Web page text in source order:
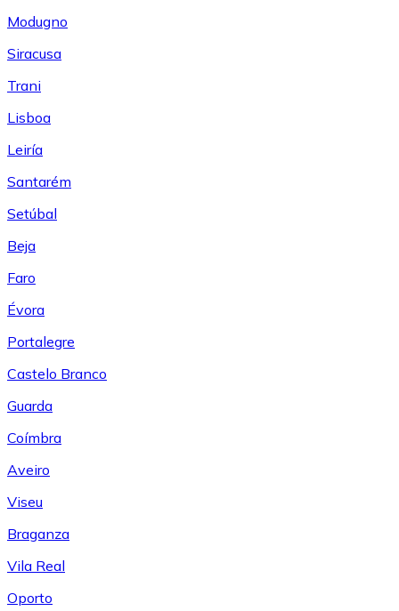
Modugno
Siracusa
Trani
Lisboa
Leiría
Santarém
Setúbal
Beja
Faro
Évora
Portalegre
Castelo Branco
Guarda
Coímbra
Aveiro
Viseu
Braganza
Vila Real
Oporto